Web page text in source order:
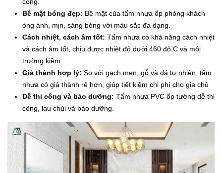
Bề mặt bóng đẹp: Bề mặt của tấm nhựa ốp phòng khách
óng ánh, mịn, sáng bóng với màu sắc đa dạng.
Cách nhiệt, cách âm tốt: Tấm nhựa có khả năng cách nhiệt
và cách âm tốt, chịu được nhiệt độ dưới 460 độ C và môi
trường kiềm.
Giá thành hợp lý: So với gạch men, gỗ và đá tự nhiên, tấm
nhựa có giá thành rẻ hơn, giúp tiết kiệm chi phí cho gia chủ
Dễ thi công và bảo dưỡng: Tấm nhựa PVC ốp tường dễ thi
công, lau chùi và bảo dưỡng.